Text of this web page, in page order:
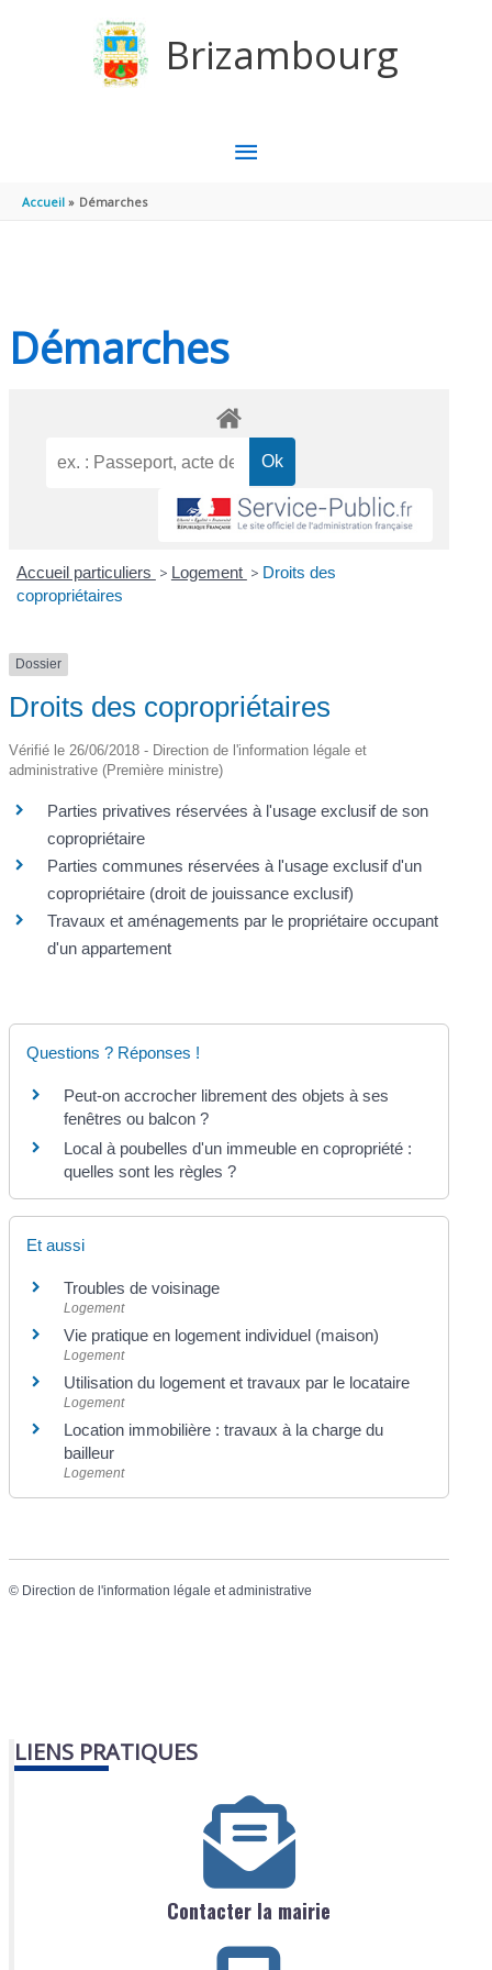
Brizambourg
MENU
Accueil Démarches
Démarches
Accueil particuliers > Logement > Droits des
copropriétaires
Dossier
Droits des copropriétaires
Vérifié le 26/06/2018 - Direction de l'information légale et
administrative (Première ministre)
Parties privatives réservées à l'usage exclusif de son
copropriétaire
Parties communes réservées à l'usage exclusif d'un
copropriétaire (droit de jouissance exclusif)
Travaux et aménagements par le propriétaire occupant
d'un appartement
Questions ? Réponses !
Peut-on accrocher librement des objets à ses
fenêtres ou balcon ?
Local à poubelles d'un immeuble en copropriété :
quelles sont les règles ?
Et aussi
Troubles de voisinage
Logement
Vie pratique en logement individuel (maison)
Logement
Utilisation du logement et travaux par le locataire
Logement
Location immobilière : travaux à la charge du
bailleur
Logement
© Direction de l'information légale et administrative
LIENS PRATIQUES
Contacter la mairie